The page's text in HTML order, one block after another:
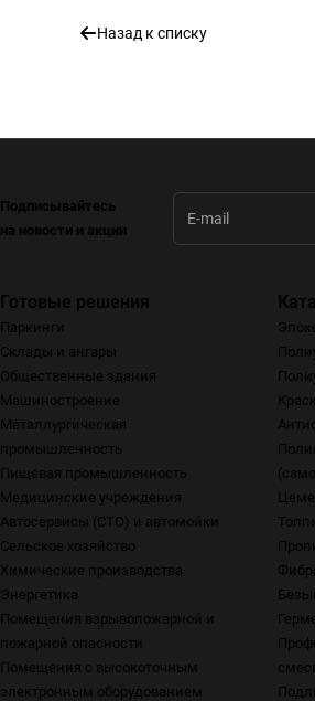
Назад к списку
Подписывайтесь
на новости и акции
Готовые решения
Паркинги
Склады и ангары
Общественные здания
Машиностроение
Металлургическая
промышленность
Пищевая промышленность
Медицинские учреждения
Автосервисы (СТО) и автомойки
Сельское хозяйство
Химические производства
Энергетика
Помещения взрывопожарной и
пожарной опасности
Помещения с высокоточным
электронным оборудованием